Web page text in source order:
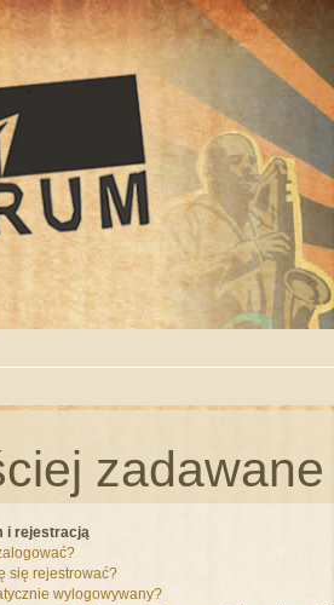
i rejestracją
się rejestrować?
wylogowywany?